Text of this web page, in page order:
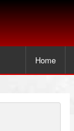
Home